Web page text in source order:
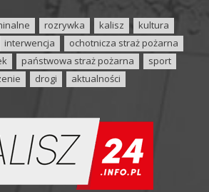
rozrywka kalisz
kultura
interwencja
ochotnicza straż pożarna
państwowa straż pożarna
sport
drogi aktualności